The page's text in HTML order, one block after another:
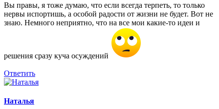
Вы правы, я тоже думаю, что если всегда терпеть, то только
нервы испортишь, а особой радости от жизни не будет. Вот не
знаю. Немного неприятно, что на все мои какие-то идеи и
решения сразу куча осуждений
Ответить
Наталья